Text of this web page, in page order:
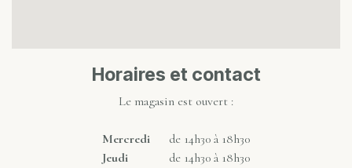
Horaires et contact
Le magasin est ouvert :
Mercredi de 14h30 à 18h30
Jeudi de 14h30 à 18h30